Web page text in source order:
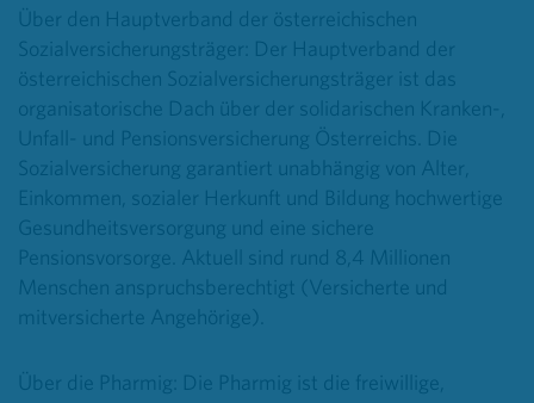
Über den Hauptverband der österreichischen
Sozialversicherungsträger: Der Hauptverband der
österreichischen Sozialversicherungsträger ist das
organisatorische Dach über der solidarischen Kranken-,
Unfall- und Pensionsversicherung Österreichs. Die
Sozialversicherung garantiert unabhängig von Alter,
Einkommen, sozialer Herkunft und Bildung hochwertige
Gesundheitsversorgung und eine sichere
Pensionsvorsorge. Aktuell sind rund 8,4 Millionen
Menschen anspruchsberechtigt (Versicherte und
mitversicherte Angehörige).
Über die Pharmig: Die Pharmig ist die freiwillige,